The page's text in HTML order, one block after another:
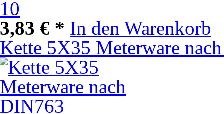
3,83 € * In den Warenkorb
Kette 5X35 Meterware